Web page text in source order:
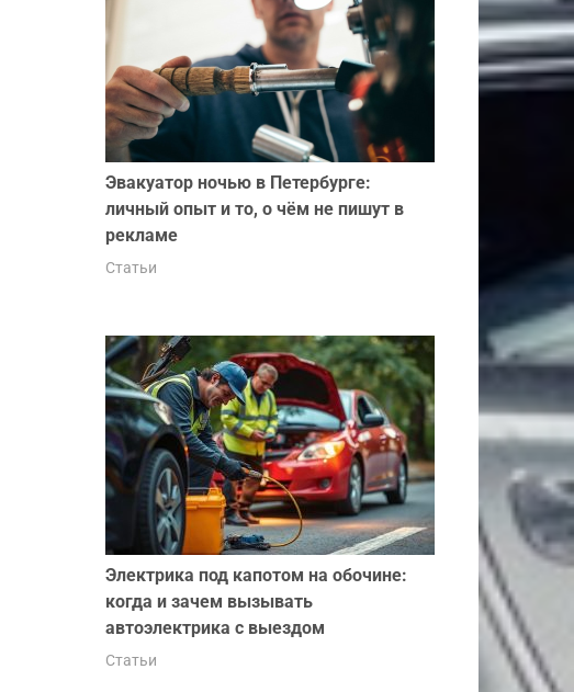
Эвакуатор ночью в Петербурге:
личный опыт и то, о чём не пишут в
рекламе
Статьи
Электрика под капотом на обочине:
когда и зачем вызывать
автоэлектрика с выездом
Статьи